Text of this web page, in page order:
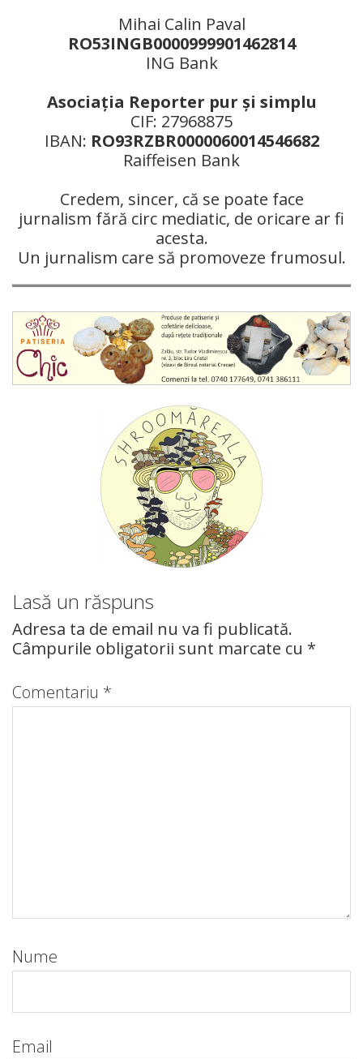
Mihai Calin Paval
RO53INGB0000999901462814
ING Bank
Asociaţia Reporter pur şi simplu
CIF: 27968875
IBAN: RO93RZBR0000060014546682
Raiffeisen Bank
Credem, sincer, că se poate face
jurnalism fără circ mediatic, de oricare ar fi
acesta.
Un jurnalism care să promoveze frumosul.
Lasă un răspuns
Adresa ta de email nu va fi publicată.
Câmpurile obligatorii sunt marcate cu *
Comentariu *
Nume
Email